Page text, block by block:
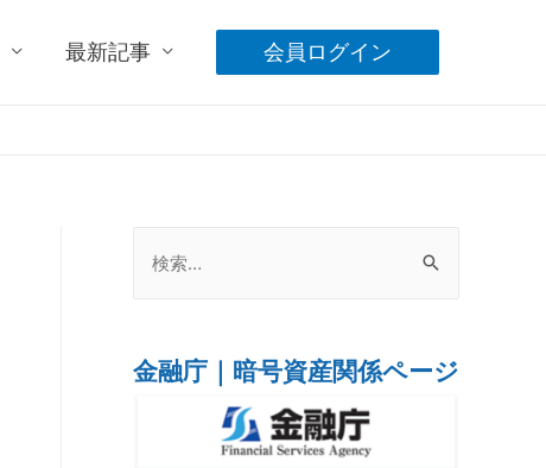
最新記事 会員ログイン
金融庁｜暗号資産関係ページ